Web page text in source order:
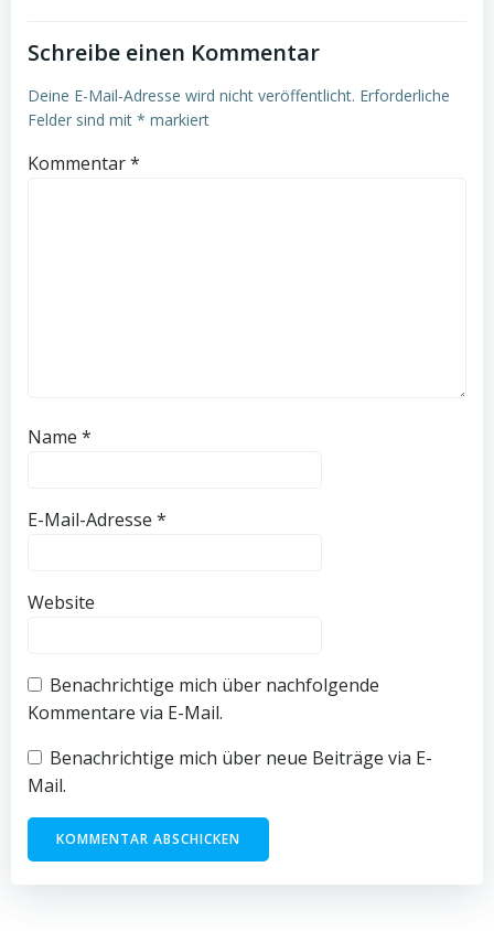
Schreibe einen Kommentar
Deine E-Mail-Adresse wird nicht veröffentlicht. Erforderliche
Felder sind mit * markiert
Kommentar*
Name *
E-Mail-Adresse *
Website
Benachrichtige mich über nachfolgende
Kommentare via E-Mail.
Benachrichtige mich über neue Beiträge via E-
Mail.